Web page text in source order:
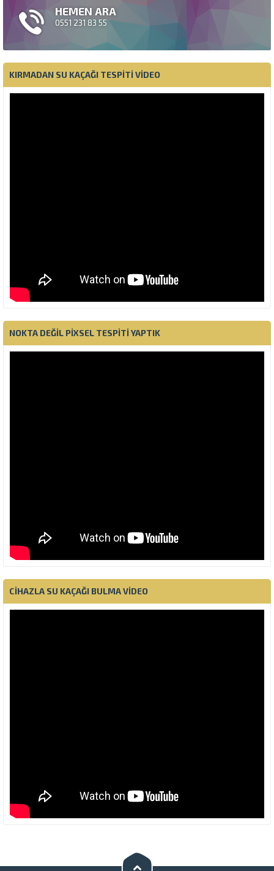
mahallesi su kaçağı tespiti için...
HEMEN ARA
0551 231 83 55
KIRMADAN SU KAÇAĞI TESPITI VIDEO
NOKTA DEĞIL PIXSEL TESPITI YAPTIK
CIHAZLA SU KAÇAĞI BULMA VIDEO